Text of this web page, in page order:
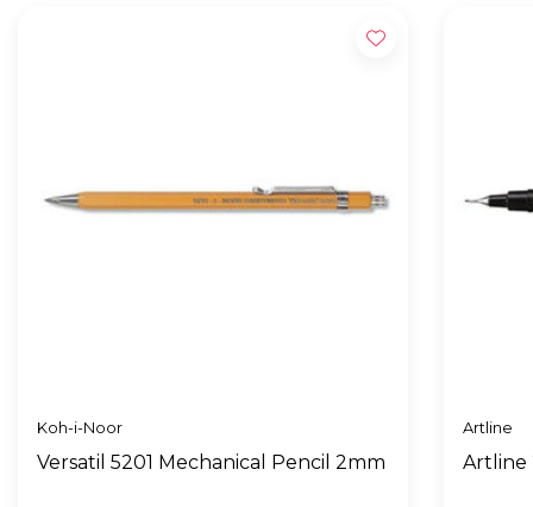
Koh-i-Noor
Versatil 5201 Mechanical Pencil 2mm
Artline
Artline